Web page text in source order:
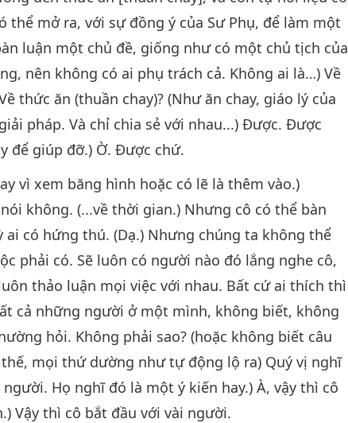
thể mở ra, với sự đồng ý của Sư Phụ, để làm một
luận một chủ đề, giống như có một chủ tịch của
nên không có ai phụ trách cả. Không ai là…) Về
thức ăn (thuần chay)? (Như ăn chay, giáo lý của
pháp. Và chỉ chia sẻ với nhau...) Được. Được
để giúp đỡ.) Ờ. Được chứ.
vì xem băng hình hoặc có lẽ là thêm vào.)
không. (...về thời gian.) Nhưng cô có thể bàn
có hứng thú. (Dạ.) Nhưng chúng ta không thể
phải có. Sẽ luôn có người nào đó lắng nghe cô,
thảo luận mọi việc với nhau. Bất cứ ai thích thì
cả những người ở một mình, không biết, không
hỏi. Không phải sao? (hoặc không biết câu
mọi thứ dường như tự động lộ ra) Quý vị nghĩ
người. Họ nghĩ đó là một ý kiến hay.) À, vậy thì cô
Vậy thì cô bắt đầu với vài người.